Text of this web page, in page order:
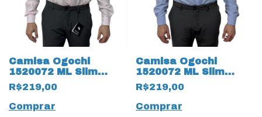
Camisa Ogochi
1520072 ML Slim
Essencial 19285 Rosa
R$219,00
Comprar
Camisa Ogochi
1520072 ML Slim
Essencial 19286 Azul
R$219,00
Comprar